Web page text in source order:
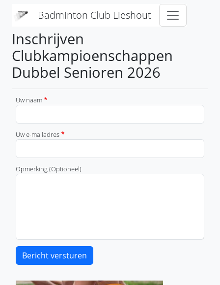
Badminton Club Lieshout
Inschrijven
Clubkampioenschappen
Dubbel Senioren 2026
Uw naam
Uw e-mailadres
Opmerking (Optioneel)